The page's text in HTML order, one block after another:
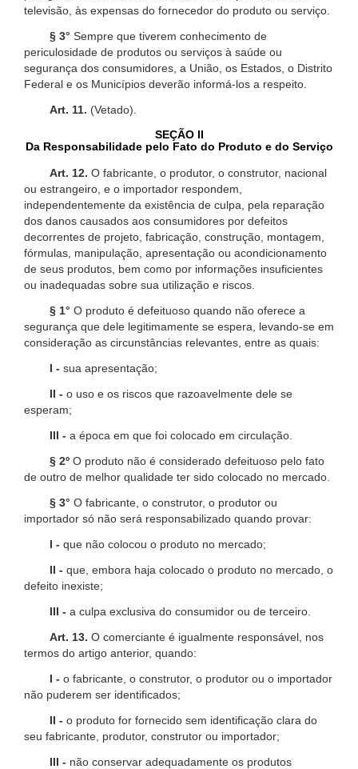
televisão, às expensas do fornecedor do produto ou serviço.
§ 3° Sempre que tiverem conhecimento de
periculosidade de produtos ou serviços à saúde ou
segurança dos consumidores, a União, os Estados, o Distrito
Federal e os Municípios deverão informá-los a respeito.
Art. 11. (Vetado).
SEÇÃO II
Da Responsabilidade pelo Fato do Produto e do Serviço
Art. 12. O fabricante, o produtor, o construtor, nacional
ou estrangeiro, e o importador respondem,
independentemente da existência de culpa, pela reparação
dos danos causados aos consumidores por defeitos
decorrentes de projeto, fabricação, construção, montagem,
fórmulas, manipulação, apresentação ou acondicionamento
de seus produtos, bem como por informações insuficientes
ou inadequadas sobre sua utilização e riscos.
§ 1° O produto é defeituoso quando não oferece a
segurança que dele legitimamente se espera, levando-se em
consideração as circunstâncias relevantes, entre as quais:
I - sua apresentação;
II - o uso e os riscos que razoavelmente dele se
esperam;
III - a época em que foi colocado em circulação.
§ 2º O produto não é considerado defeituoso pelo fato
de outro de melhor qualidade ter sido colocado no mercado.
§ 3° O fabricante, o construtor, o produtor ou
importador só não será responsabilizado quando provar:
I - que não colocou o produto no mercado;
II - que, embora haja colocado o produto no mercado, o
defeito inexiste;
III - a culpa exclusiva do consumidor ou de terceiro.
Art. 13. O comerciante é igualmente responsável, nos
termos do artigo anterior, quando:
I - o fabricante, o construtor, o produtor ou o importador
não puderem ser identificados;
II - o produto for fornecido sem identificação clara do
seu fabricante, produtor, construtor ou importador;
III - não conservar adequadamente os produtos